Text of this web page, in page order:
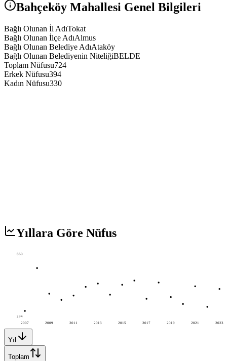
Bahçeköy Mahallesi Genel Bilgileri
Bağlı Olunan İl AdıTokat
Bağlı Olunan İlçe AdıAlmus
Bağlı Olunan Belediye AdıAtaköy
Bağlı Olunan Belediyenin NiteliğiBELDE
Toplam Nüfusu724
Erkek Nüfusu394
Kadın Nüfusu330
Yıllara Göre Nüfus
2007 2009 2011 2013 2015 2017 2019 2021 2023
860
294
Yıl
Toplam